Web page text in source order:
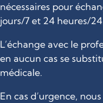
nécessaires pour
jours/7 et 24 heures/
L’échange avec le
en aucun cas se
médicale.
En cas d’urgence,